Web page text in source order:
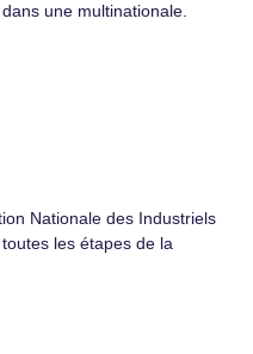
une multinationale.
Nationale des Industriels
les étapes de la